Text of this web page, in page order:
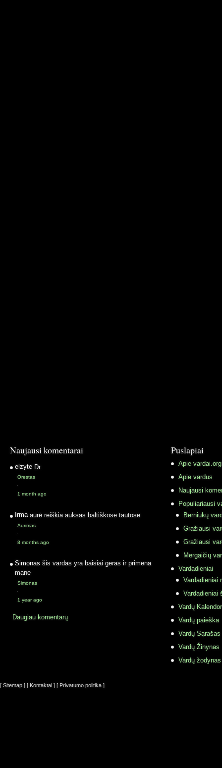
Naujausi komentarai
elzyte Dr.
Orestas
·
1 month ago
Irma aurė reiškia auksas baltiškose tautose
Aurimas
·
8 months ago
Simonas šis vardas yra baisiai geras ir primena
mane
Simonas
·
1 year ago
Daugiau komentarų
Puslapiai
Apie vardai.org
Apie vardus
Naujausi
Populiariausi
Berniukų
Gražiausi
Gražiausi
Mergaičių
Vardadieniai
Vardadieniai
Vardadieniai
Vardų
Vardų paieška
Vardų Sąrašas
Vardų Žinynas
Vardų
[ Sitemap ] [ Kontaktai ] [ Privatumo politika ]